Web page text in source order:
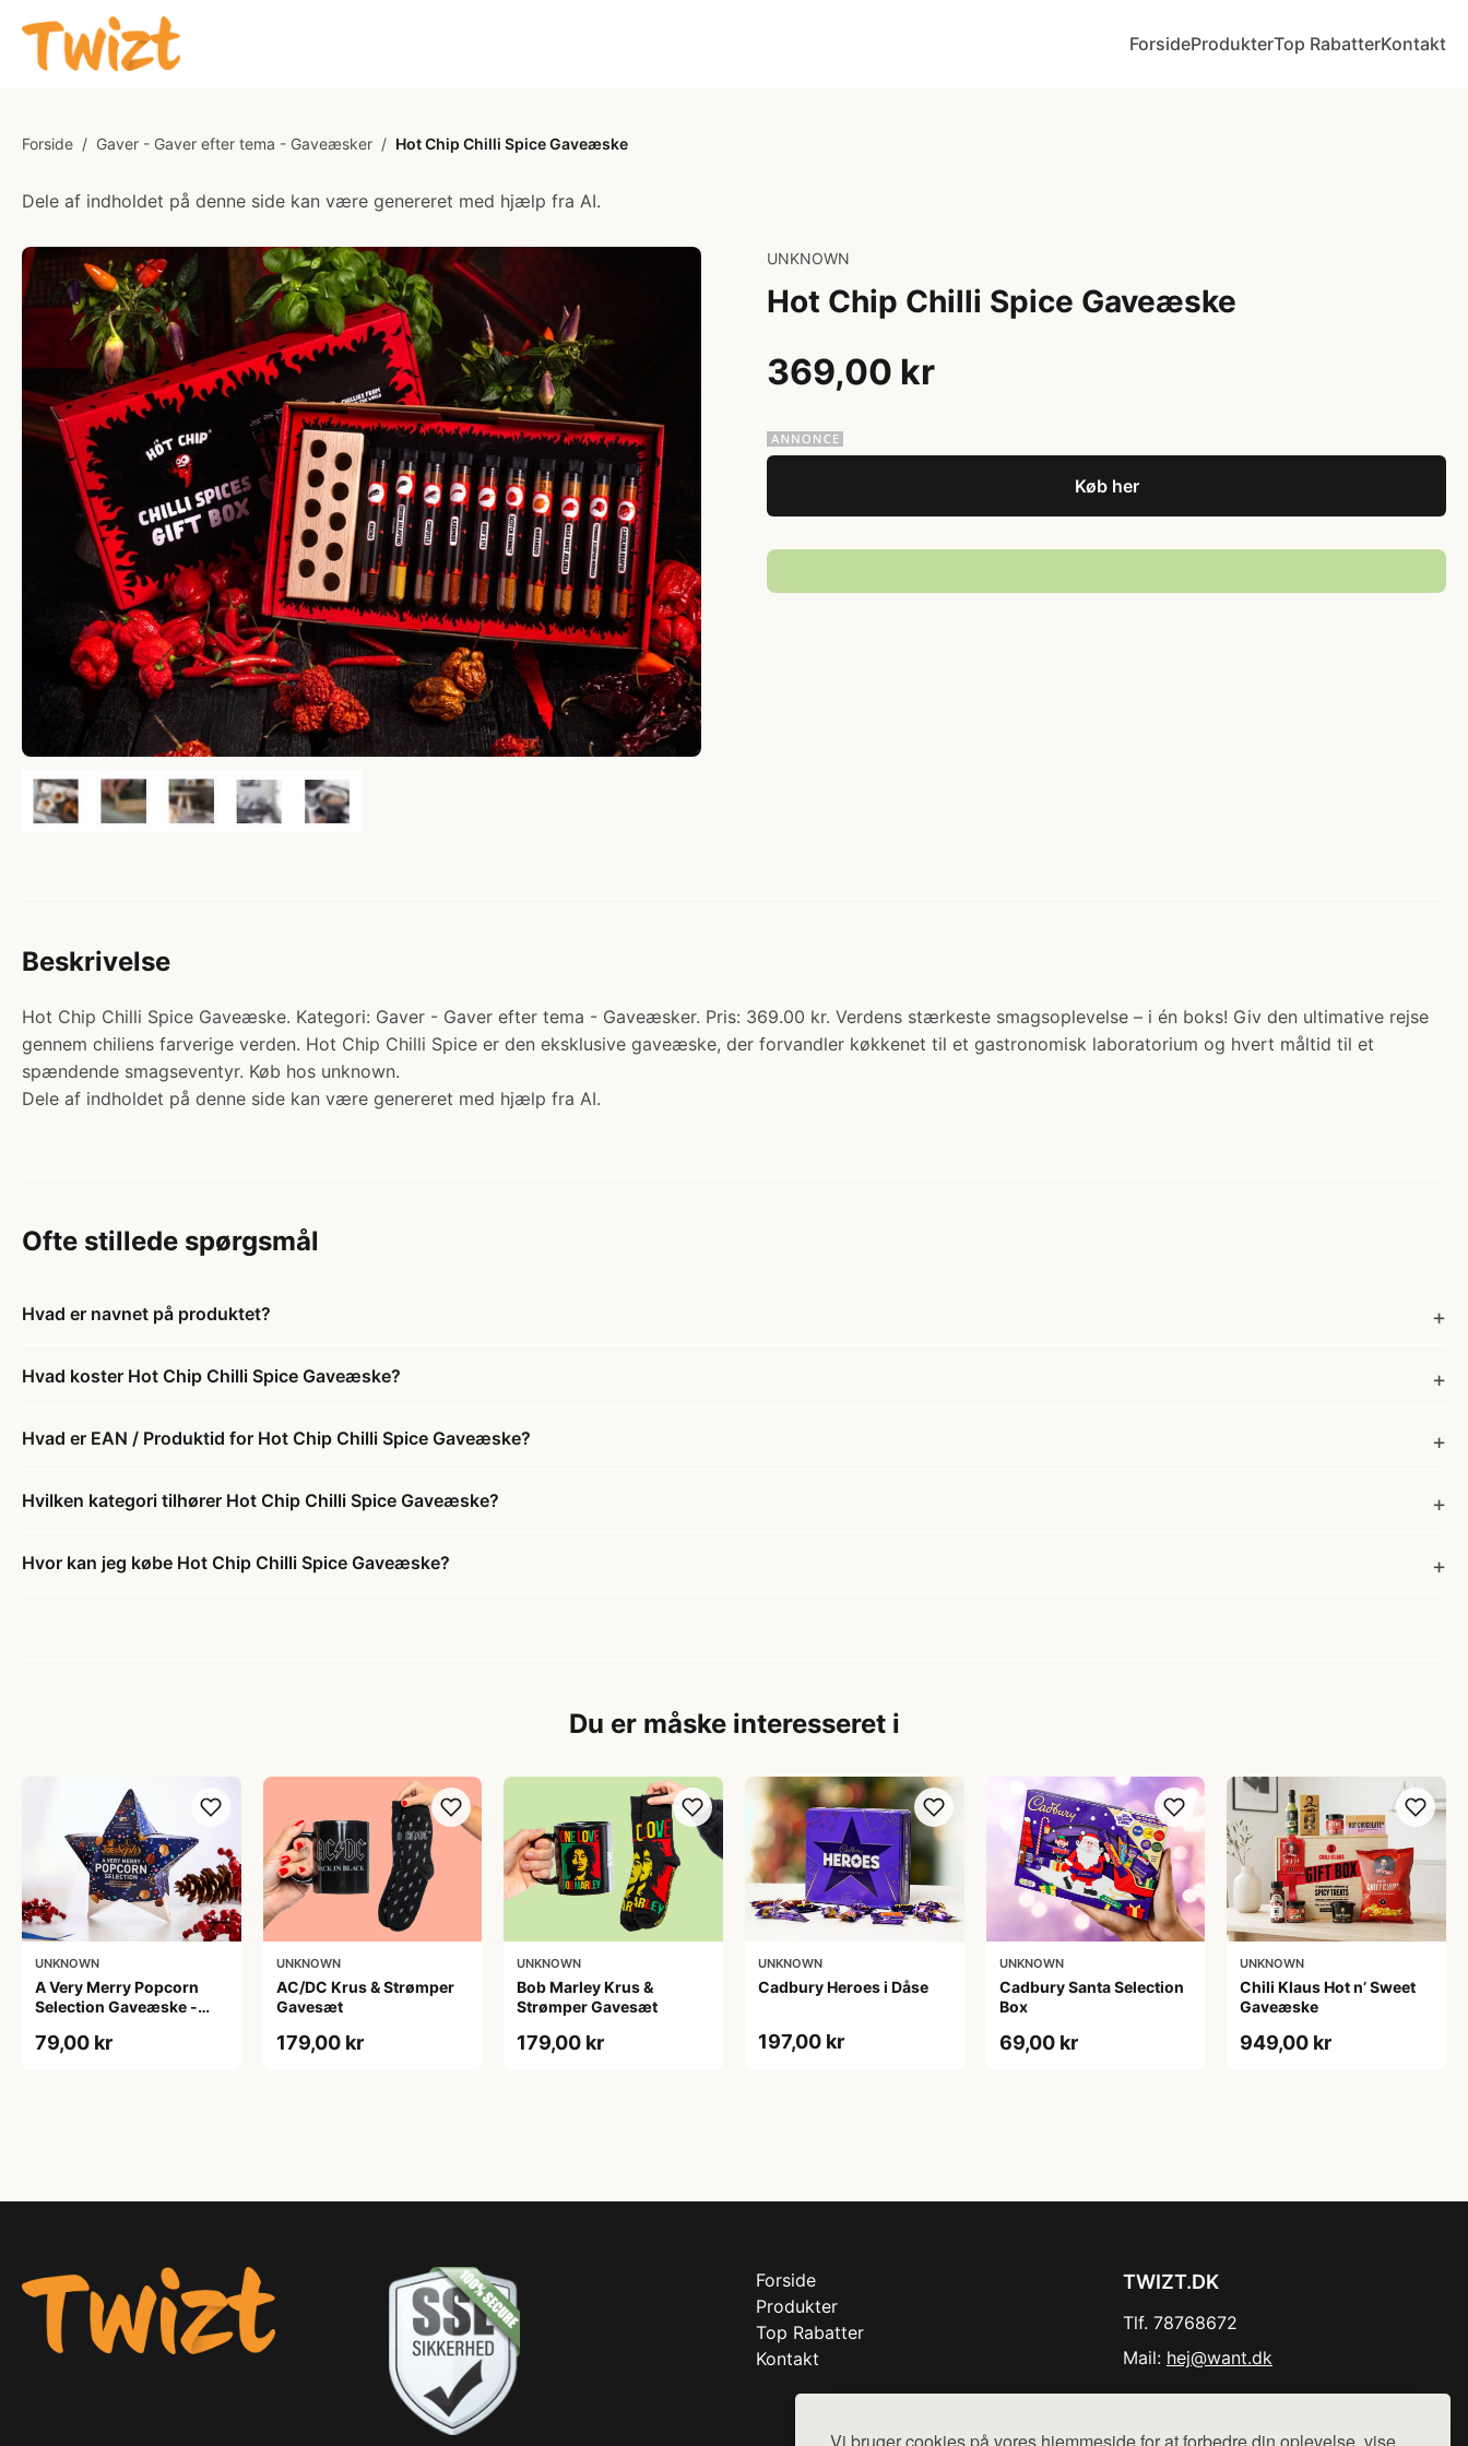
ForsideProdukterTop RabatterKontakt
Forside / Gaver - Gaver efter tema - Gaveæsker / Hot Chip Chilli Spice Gaveæske
Dele af indholdet på denne side kan være genereret med hjælp fra AI.
UNKNOWN
Hot Chip Chilli Spice Gaveæske
369,00 kr
Køb her
Beskrivelse
Hot Chip Chilli Spice Gaveæske. Kategori: Gaver - Gaver efter tema - Gaveæsker. Pris: 369.00 kr. Verdens stærkeste smagsoplevelse – i én boks! Giv den ultimative rejse
gennem chiliens farverige verden. Hot Chip Chilli Spice er den eksklusive gaveæske, der forvandler køkkenet til et gastronomisk laboratorium og hvert måltid til et
spændende smagseventyr. Køb hos unknown.
Dele af indholdet på denne side kan være genereret med hjælp fra AI.
Ofte stillede spørgsmål
Hvad er navnet på produktet?
Hvad koster Hot Chip Chilli Spice Gaveæske?
Hvad er EAN / Produktid for Hot Chip Chilli Spice Gaveæske?
Hvilken kategori tilhører Hot Chip Chilli Spice Gaveæske?
Hvor kan jeg købe Hot Chip Chilli Spice Gaveæske?
Du er måske interesseret i
UNKNOWN
A Very Merry Popcorn
Selection Gaveæske -
79,00 kr
UNKNOWN
AC/DC Krus & Strømper
Gavesæt
179,00 kr
UNKNOWN
Bob Marley Krus &
Strømper Gavesæt
179,00 kr
UNKNOWN
Cadbury Heroes i Dåse
197,00 kr
UNKNOWN
Cadbury Santa Selection
Box
69,00 kr
UNKNOWN
Chili Klaus Hot n’ Sweet
Gaveæske
949,00 kr
Forside
Produkter
Top Rabatter
Kontakt
TWIZT.DK
Tlf. 78768672
Mail: hej@want.dk